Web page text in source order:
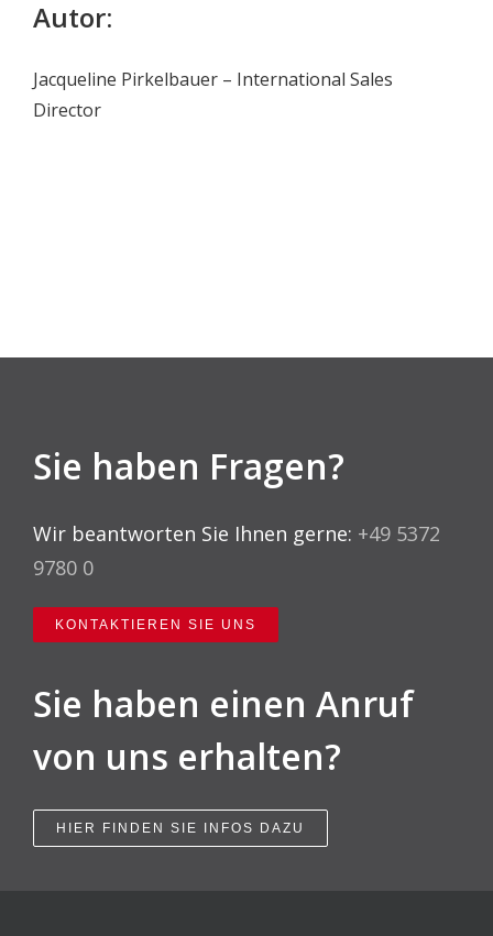
Autor:
Jacqueline Pirkelbauer – International Sales
Director
Sie haben Fragen?
Wir beantworten Sie Ihnen gerne: +49 5372
9780 0
KONTAKTIEREN SIE UNS
Sie haben einen Anruf
von uns erhalten?
HIER FINDEN SIE INFOS DAZU